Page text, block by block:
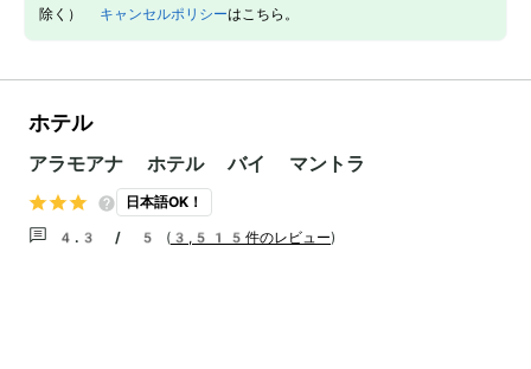
除く） キャンセルポリシーはこちら。
ホテル
アラモアナ ホテル バイ マントラ
日本語OK！
4.3 / 5 ( 3,515件のレビュー)